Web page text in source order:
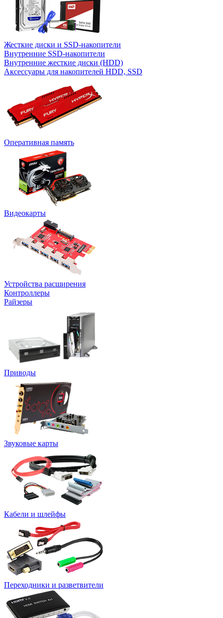
Жесткие диски и SSD-накопители
Внутренние SSD-накопители
Внутренние жесткие диски (HDD)
Аксессуары для накопителей HDD, SSD
Оперативная память
Видеокарты
Устройства расширения
Контроллеры
Райзеры
Приводы
Звуковые карты
Кабели и шлейфы
Переходники и разветвители